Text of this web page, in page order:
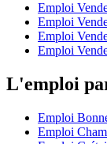
Emploi
Emploi
Emploi
Emploi
L'emploi
Emploi
Emploi